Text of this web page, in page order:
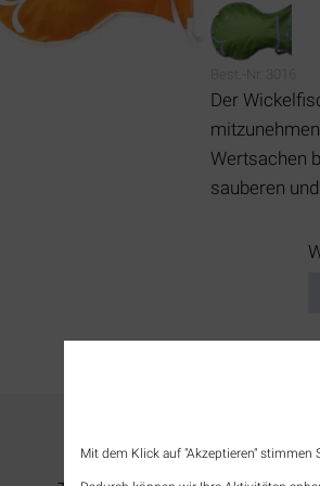
Der
Wertsachen
sauberen
Mit dem Klick auf "Akzeptieren"